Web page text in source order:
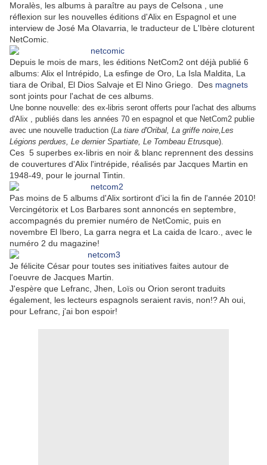
Moralès, les albums à paraître au pays de Celsona , une
réflexion sur les nouvelles éditions d'Alix en Espagnol et une
interview de José Ma Olavarria, le traducteur de L'Ibère cloturent
NetComic.
Depuis le mois de mars, les éditions NetCom2 ont déjà publié 6
albums: Alix el Intrépido, La esfinge de Oro, La Isla Maldita, La
tiara de Oribal, El Dios Salvaje et El Nino Griego. Des magnets
sont joints pour l'achat de ces albums.
Une bonne nouvelle: des ex-libris seront offerts pour l'achat des albums
d'Alix , publiés dans les années 70 en espagnol et que NetCom2 publie
avec une nouvelle traduction (La tiare d'Oribal, La griffe noire,Les
Légions perdues, Le dernier Spartiate, Le Tombeau Etrusque).
Ces 5 superbes ex-libris en noir & blanc reprennent des dessins
de couvertures d'Alix l'intrépide, réalisés par Jacques Martin en
1948-49, pour le journal Tintin.
Pas moins de 5 albums d'Alix sortiront d'ici la fin de l'année 2010!
Vercingétorix et Los Barbares sont annoncés en septembre,
accompagnés du premier numéro de NetComic, puis en
novembre El Ibero, La garra negra et La caida de Icaro., avec le
numéro 2 du magazine!
Je félicite César pour toutes ses initiatives faites autour de
l'oeuvre de Jacques Martin.
J'espère que Lefranc, Jhen, Loïs ou Orion seront traduits
également, les lecteurs espagnols seraient ravis, non!? Ah oui,
pour Lefranc, j'ai bon espoir!